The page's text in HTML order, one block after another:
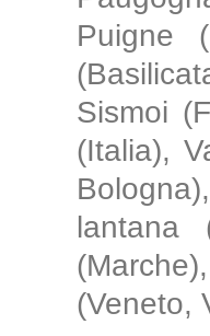
Puigne
Sismoi
(Italia),
lantana
(Veneto,